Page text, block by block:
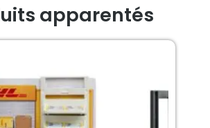
apparentés